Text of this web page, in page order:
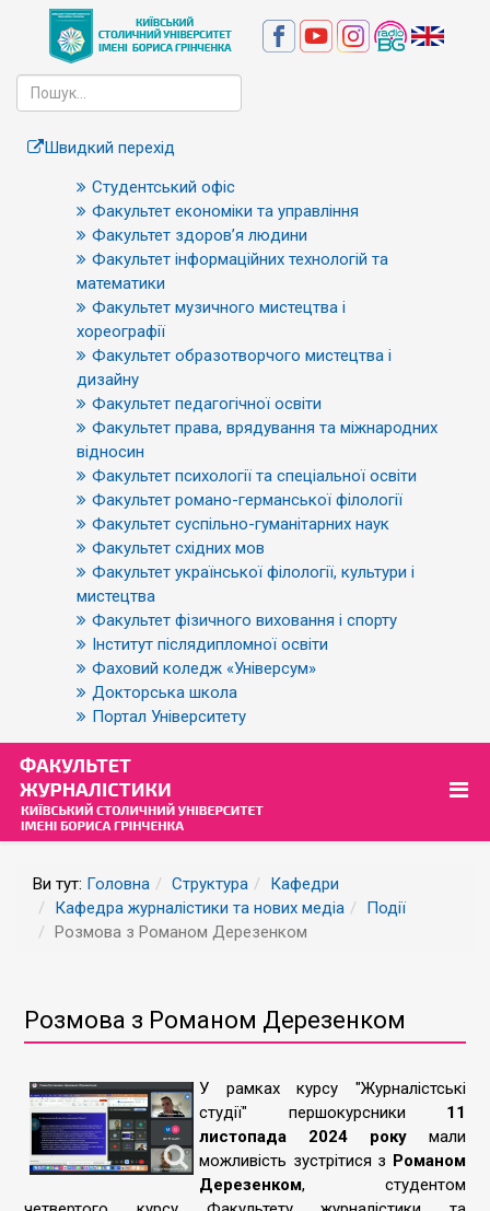
Швидкий перехід
Студентський офіс
Факультет економіки та управління
Факультет здоров’я людини
Факультет інформаційних технологій та
математики
Факультет музичного мистецтва і
хореографії
Факультет образотворчого мистецтва і
дизайну
Факультет педагогічної освіти
Факультет права, врядування та міжнародних
відносин
Факультет психології та спеціальної освіти
Факультет романо-германської філології
Факультет суспільно-гуманітарних наук
Факультет східних мов
Факультет української філології, культури і
мистецтва
Факультет фізичного виховання і спорту
Інститут післядипломної освіти
Фаховий коледж «Універсум»
Докторська школа
Портал Університету
Ви тут: Головна Структура
Кафедри
Кафедра журналістики та нових медіа
Події
Розмова з Романом Дерезенком
Розмова з Романом Дерезенком
У рамках курсу "Журналістські
студії" першокурсники 11
листопада 2024 року мали
можливість зустрітися з Романом
Дерезенком, студентом